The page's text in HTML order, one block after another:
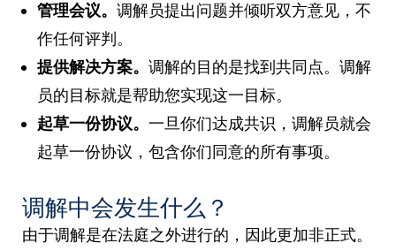
管理会议。 调解员提出问题并倾听双方意见，不
作任何评判。
提供解决方案。 调解的目的是找到共同点。调解
员的目标就是帮助您实现这一目标。
起草一份协议。 一旦你们达成共识，调解员就会
起草一份协议，包含你们同意的所有事项。
调解中会发生什么？
由于调解是在法庭之外进行的，因此更加非正式。